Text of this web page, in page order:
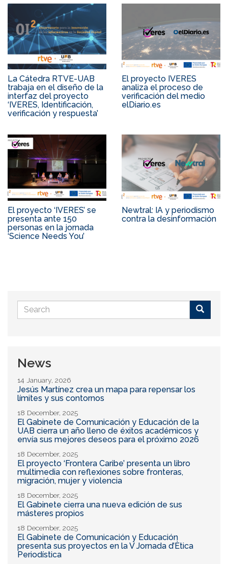
La Cátedra RTVE-UAB
trabaja en el diseño de la
interfaz del proyecto
‘IVERES, Identificación,
verificación y respuesta’
El proyecto IVERES
analiza el proceso de
verificación del medio
elDiario.es
El proyecto ‘IVERES’ se
presenta ante 150
personas en la jornada
‘Science Needs You’
Newtral: IA y periodismo
contra la desinformación
Search
form
News
14 January, 2026
Jesús Martínez crea un mapa para repensar los
límites y sus contornos
18 December, 2025
El Gabinete de Comunicación y Educación de la
UAB cierra un año lleno de éxitos académicos y
envía sus mejores deseos para el próximo 2026
18 December, 2025
El proyecto ‘Frontera Caribe’ presenta un libro
multimedia con reflexiones sobre fronteras,
migración, mujer y violencia
18 December, 2025
El Gabinete cierra una nueva edición de sus
másteres propios
18 December, 2025
El Gabinete de Comunicación y Educación
presenta sus proyectos en la V Jornada d’Ètica
Periodística